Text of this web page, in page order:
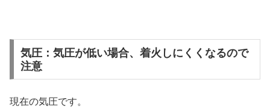
気圧：気圧が低い場合、着火しにくくなるので
注意
現在の気圧です。